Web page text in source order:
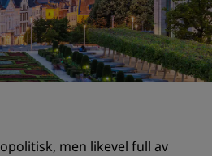
men likevel full av